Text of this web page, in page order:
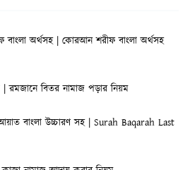
অর্থসহ | কোরআন শরীফ বাংলা অর্থসহ
| রমজানে বিতর নামাজ পড়ার নিয়ম
বাংলা উচ্চারণ সহ | Surah Baqarah Last